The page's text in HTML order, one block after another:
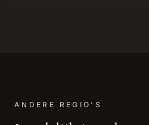
ANDERE REGIO'S